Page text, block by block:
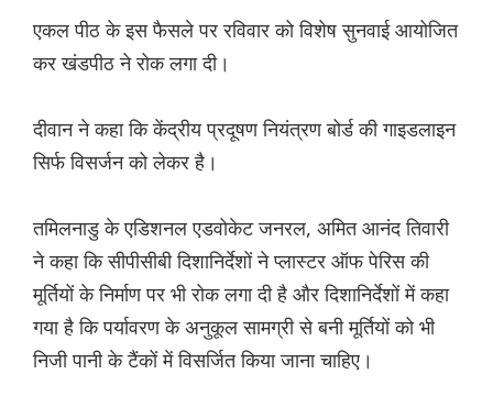
एकल पीठ के इस फैसले पर रविवार को विशेष सुनवाई आयोजित
कर खंडपीठ ने रोक लगा दी।
दीवान ने कहा कि केंद्रीय प्रदूषण नियंत्रण बोर्ड की गाइडलाइन
सिर्फ विसर्जन को लेकर है।
तमिलनाडु के एडिशनल एडवोकेट जनरल, अमित आनंद तिवारी
ने कहा कि सीपीसीबी दिशानिर्देशों ने प्लास्टर ऑफ पेरिस की
मूर्तियों के निर्माण पर भी रोक लगा दी है और दिशानिर्देशों में कहा
गया है कि पर्यावरण के अनुकूल सामग्री से बनी मूर्तियों को भी
निजी पानी के टैंकों में विसर्जित किया जाना चाहिए।